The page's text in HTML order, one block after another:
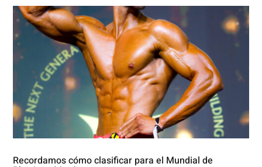
Recordamos cómo clasificar para el Mundial de